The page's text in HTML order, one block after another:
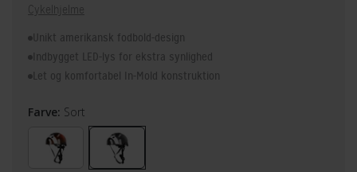
Cykelhjelme
Unikt amerikansk fodbold-design
Indbygget LED-lys for ekstra synlighed
Let og komfortabel In-Mold konstruktion
Farve: Sort